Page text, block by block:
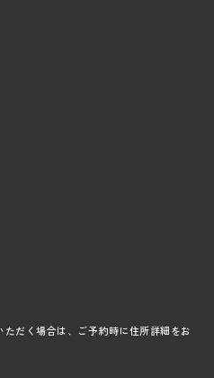
ただく場合は、ご予約時に住所詳細をお